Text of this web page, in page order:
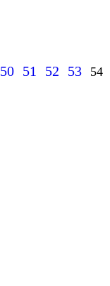
50 51 52 53 54